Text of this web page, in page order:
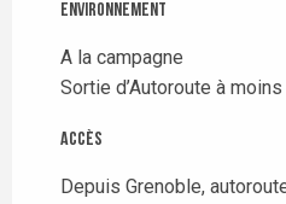
Environnement
Environnement
A la campagne
Sortie d’Autoroute à
Accès
Accès
Depuis Grenoble,